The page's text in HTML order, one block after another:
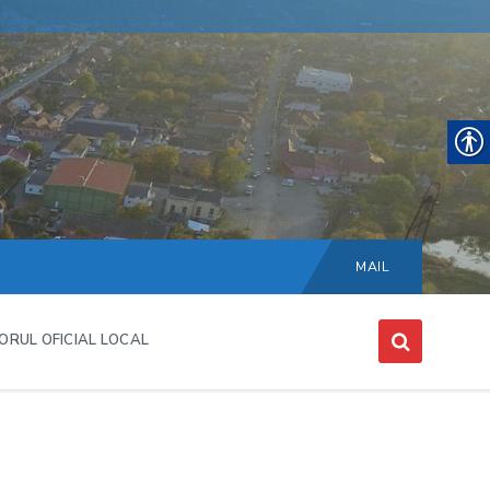
Choose
language:
MAIL
OFICIAL LOCAL